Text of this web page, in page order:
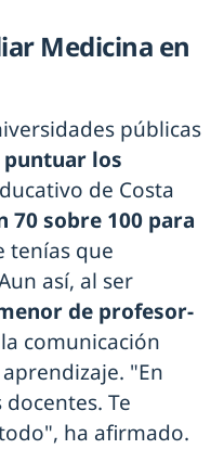
Medicina en
públicas
los
de Costa
70 sobre 100 para
tenías que
así, al ser
de profesor-
comunicación
"En
Te
ha afirmado.